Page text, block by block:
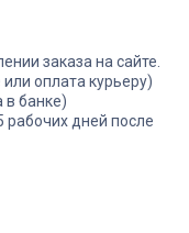
заказа на сайте.
оплата курьеру)
в банке)
рабочих дней после